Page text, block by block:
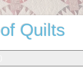
Quilts